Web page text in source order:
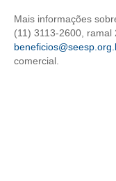
CONTRIBUIÇÃO
CONTRIBUIÇÃO
Mais informações
(11) 3113-2600, ramal
comercial.